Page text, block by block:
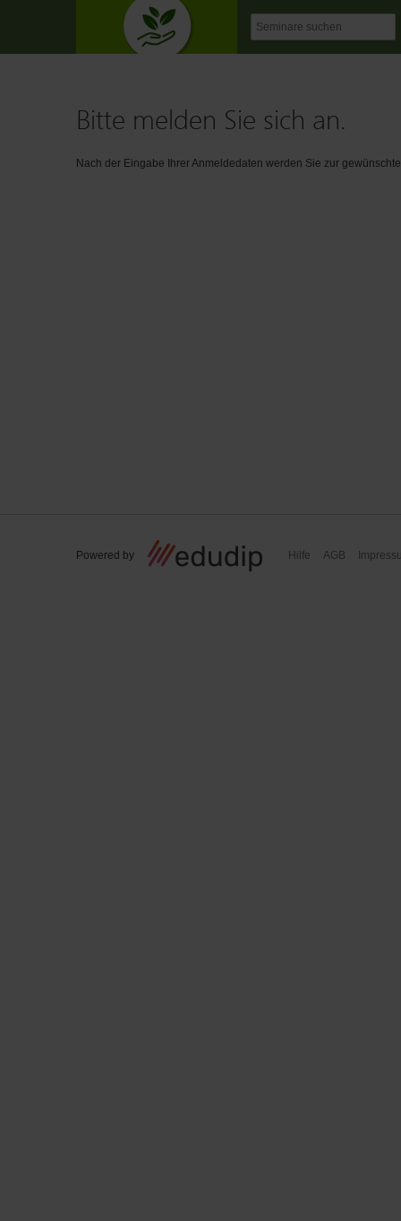
Bitte melden Sie sich an.
Nach der Eingabe Ihrer Anmeldedaten werden Sie zur
Powered by AGB
Hilfe